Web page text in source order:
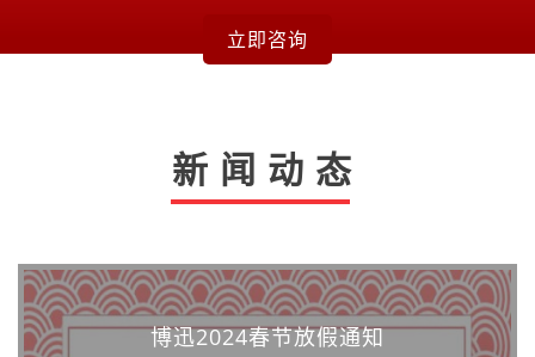
立即咨询
新闻动态
博迅2024春节放假通知